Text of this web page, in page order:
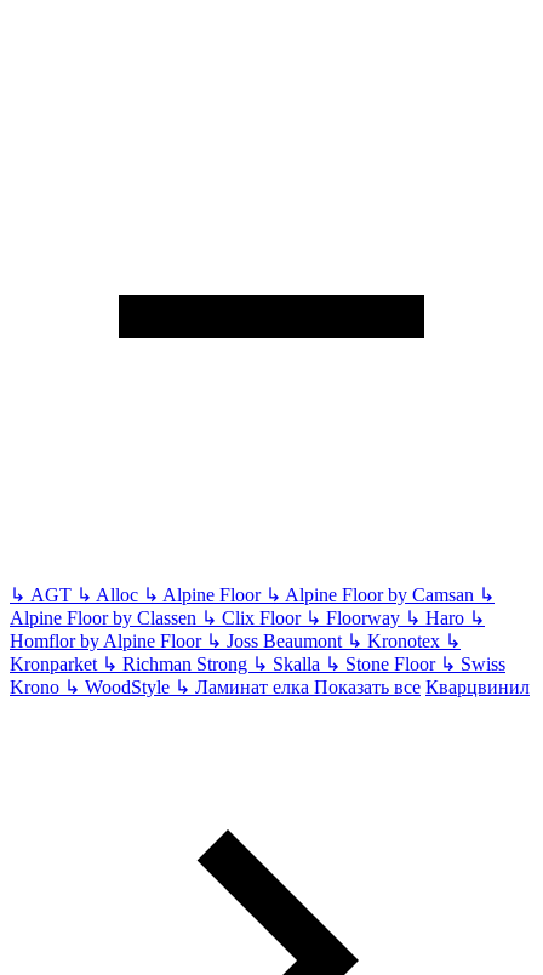
↳ AGT ↳ Alloc ↳ Alpine Floor ↳ Alpine Floor by Camsan ↳
Alpine Floor by Classen ↳ Clix Floor ↳ Floorway ↳ Haro ↳
Homflor by Alpine Floor ↳ Joss Beaumont ↳ Kronotex ↳
Kronparket ↳ Richman Strong ↳ Skalla ↳ Stone Floor ↳ Swiss
Krono ↳ WoodStyle ↳ Ламинат елка Показать все Кварцвинил